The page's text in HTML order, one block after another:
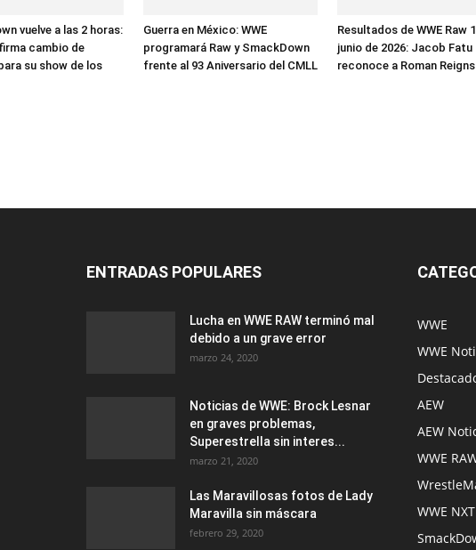
vuelve a las 2 horas:
cambio de
su show de los
Guerra en México: WWE
programará Raw y SmackDown
frente al 93 Aniversario del CMLL
Resultados de WWE Raw
junio de 2026: Jacob Fatu
reconoce a Roman Reigns
ENTRADAS POPULARES
Lucha en WWE RAW terminó mal
debido a un grave error
marzo 24, 2020
Noticias de WWE: Brock Lesnar
en graves problemas,
Superestrella sin interes...
marzo 21, 2020
Las Maravillosas fotos de Lady
Maravilla sin máscara
febrero 29, 2020
WWE
WWE
AEW
AEW
WWE
WWE NXT